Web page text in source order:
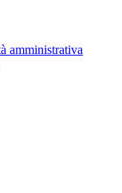
amministrativa